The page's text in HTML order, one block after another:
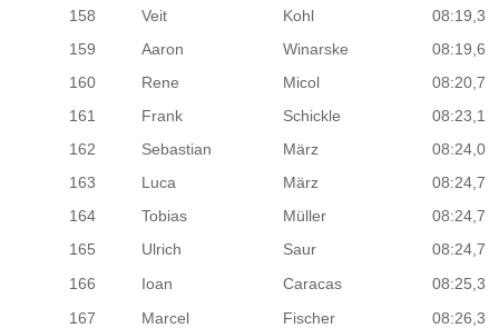
158
Veit Kohl
08:19,3
159
Aaron Winarske
08:19,6
160
Rene Micol
08:20,7
161
Frank Schickle
08:23,1
162
Sebastian März
08:24,0
163
Luca März
08:24,7
164
Tobias Müller
08:24,7
165
Ulrich Saur
08:24,7
166
Ioan Caracas
08:25,3
167
Marcel Fischer
08:26,3